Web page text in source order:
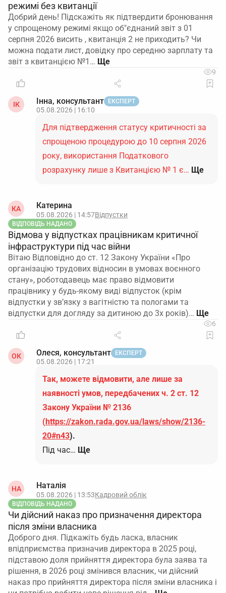
режимі без квитанції
Добрий день! Підскажіть як підтвердити бронювання
у спрощеному режимі якщо об"єднаний звіт з 01
серпня 2026 висить , квитанція 2 не приходить? Чи
можна подати лист, довідку про середню зарплату та
звіт з квитанцією №1…
9
ІК Інна, консультант ЕКСПЕРТ
05.08.2026 | 16:10
Для підтвердження статусу критичності за
спрощеною процедурою до 10 серпня 2026
року, використання Податкового
розрахунку лише з Квитанцією № 1 є… Ще
КА Катерина
05.08.2026 | 14:57Відпустки
ВІДПОВІДЬ НАДАНО
Відмова у відпустках працівникам критичної
інфраструктури під час війни
Вітаю Відповідно до ст. 12 Закону України «Про
організацію трудових відносин в умовах воєнного
стану», роботодавець має право відмовити
працівнику у будь-якому виді відпусток (крім
відпустки у зв’язку з вагітністю та пологами та
відпустки для догляду за дитиною до 3х років)…
6
ОК Олеся, консультант ЕКСПЕРТ
05.08.2026 | 17:21
Так, можете відмовити, але лише за
наявності умов, передбачених ч. 2 ст. 12
Закону України № 2136
(https://zakon.rada.gov.ua/laws/show/2136-
20#n43).
Під час… Ще
НА Наталія
05.08.2026 | 13:53Кадровий облік
ВІДПОВІДЬ НАДАНО
Чи дійсний наказ про призначення директора
після зміни власника
Доброго дня. Підкажіть будь ласка, власник
впідприємства призначив директора в 2025 році,
підставою доля прийняття директора була заява та
рішення, в 2026 році змінився власник, чи дійсний
наказ про прийняття директора після зміни власника і